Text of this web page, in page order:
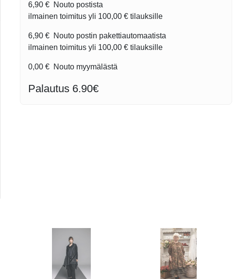
6,90 € Nouto postista
ilmainen toimitus yli 100,00 € tilauksille
6,90 € Nouto postin pakettiautomaatista
ilmainen toimitus yli 100,00 € tilauksille
0,00 € Nouto myymälästä
Palautus 6.90€